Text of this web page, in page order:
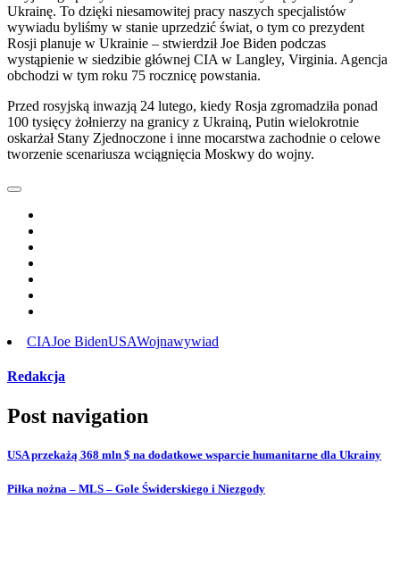
Ukrainę. To dzięki niesamowitej pracy naszych specjalistów
wywiadu byliśmy w stanie uprzedzić świat, o tym co prezydent
Rosji planuje w Ukrainie – stwierdził Joe Biden podczas
wystąpienie w siedzibie głównej CIA w Langley, Virginia. Agencja
obchodzi w tym roku 75 rocznicę powstania.
Przed rosyjską inwazją 24 lutego, kiedy Rosja zgromadziła ponad
100 tysięcy żołnierzy na granicy z Ukrainą, Putin wielokrotnie
oskarżał Stany Zjednoczone i inne mocarstwa zachodnie o celowe
tworzenie scenariusza wciągnięcia Moskwy do wojny.
CIAJoe BidenUSAWojnawywiad
Redakcja
Post navigation
USA przekażą 368 mln $ na dodatkowe wsparcie humanitarne dla Ukrainy
Piłka nożna – MLS – Gole Świderskiego i Niezgody